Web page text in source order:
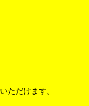
いただけます。